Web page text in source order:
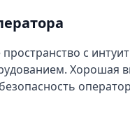
с
Хорошая